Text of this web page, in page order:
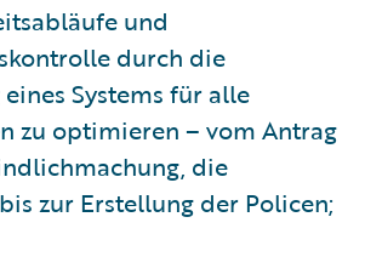
und
durch die
Systems für alle
zu optimieren – vom Antrag
die
zur Erstellung der Policen;